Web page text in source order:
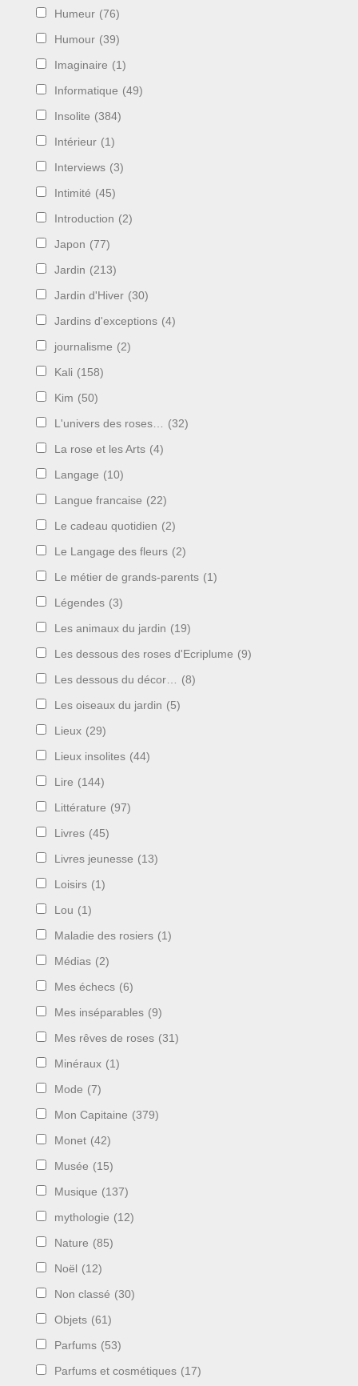
Humeur (76)
Humour (39)
Imaginaire (1)
Informatique (49)
Insolite (384)
Intérieur (1)
Interviews (3)
Intimité (45)
Introduction (2)
Japon (77)
Jardin (213)
Jardin d'Hiver (30)
Jardins d'exceptions (4)
journalisme (2)
Kali (158)
Kim (50)
L'univers des roses… (32)
La rose et les Arts (4)
Langage (10)
Langue francaise (22)
Le cadeau quotidien (2)
Le Langage des fleurs (2)
Le métier de grands-parents (1)
Légendes (3)
Les animaux du jardin (19)
Les dessous des roses d'Ecriplume (9)
Les dessous du décor… (8)
Les oiseaux du jardin (5)
Lieux (29)
Lieux insolites (44)
Lire (144)
Littérature (97)
Livres (45)
Livres jeunesse (13)
Loisirs (1)
Lou (1)
Maladie des rosiers (1)
Médias (2)
Mes échecs (6)
Mes inséparables (9)
Mes rêves de roses (31)
Minéraux (1)
Mode (7)
Mon Capitaine (379)
Monet (42)
Musée (15)
Musique (137)
mythologie (12)
Nature (85)
Noël (12)
Non classé (30)
Objets (61)
Parfums (53)
Parfums et cosmétiques (17)